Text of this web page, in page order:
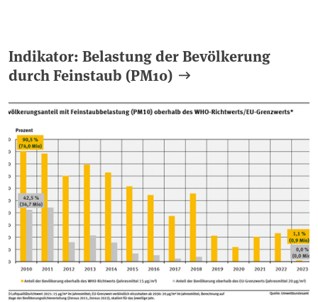
Indikator: Belastung der Bevölkerung
durch Feinstaub (PM10)